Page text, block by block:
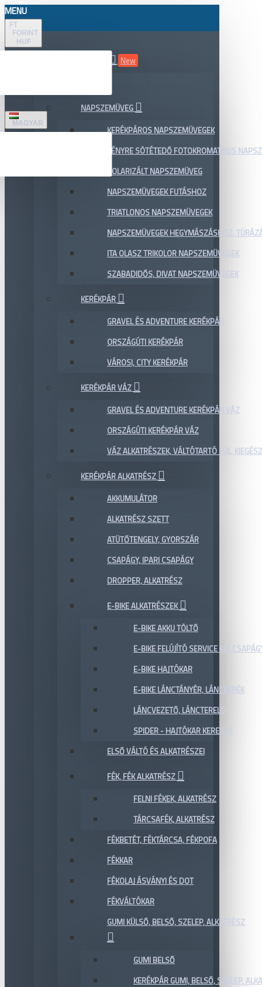
MENU
FT
FORINT
HUF
MAGYAR
New
NAPSZEMÜVEG
KERÉKPÁROS NAPSZEMÜVEGEK
FÉNYRE SÖTÉTEDŐ FOTOKROMATIKUS
POLARIZÁLT NAPSZEMÜVEG
NAPSZEMÜVEGEK FUTÁSHOZ
TRIATLONOS NAPSZEMÜVEGEK
NAPSZEMÜVEGEK HEGYMÁSZÁSHOZ,
ITA OLASZ TRIKOLOR NAPSZEMÜVEGEK
SZABADIDŐS, DIVAT NAPSZEMÜVEGEK
KERÉKPÁR
GRAVEL ÉS ADVENTURE KERÉKPÁR
ORSZÁGÚTI KERÉKPÁR
VÁROSI, CITY KERÉKPÁR
KERÉKPÁR VÁZ
GRAVEL ÉS ADVENTURE KERÉKPÁR VÁZ
ORSZÁGÚTI KERÉKPÁR VÁZ
VÁZ ALKATRÉSZEK, VÁLTÓTARTÓ FÜL,
KERÉKPÁR ALKATRÉSZ
AKKUMULÁTOR
ALKATRÉSZ SZETT
ATÜTŐTENGELY, GYORSZÁR
CSAPÁGY, IPARI CSAPÁGY
DROPPER, ALKATRÉSZ
E-BIKE ALKATRÉSZEK
E-BIKE AKKU TÖLTŐ
E-BIKE FELÚJÍTÓ SERVICE KIT,
E-BIKE HAJTÓKAR
E-BIKE LÁNCTÁNYÉR, LÁNCKERÉK
LÁNCVEZETŐ, LÁNCTERELŐ
SPIDER - HAJTÓKAR KERESZT
ELSŐ VÁLTÓ ÉS ALKATRÉSZEI
FÉK, FÉK ALKATRÉSZ
FELNI FÉKEK, ALKATRÉSZ
TÁRCSAFÉK, ALKATRÉSZ
FÉKBETÉT, FÉKTÁRCSA, FÉKPOFA
FÉKKAR
FÉKOLAJ ÁSVÁNYI ÉS DOT
FÉKVÁLTÓKAR
GUMI KÜLSŐ, BELSŐ, SZELEP, ALKATRÉSZ
GUMI BELSŐ
KERÉKPÁR GUMI, BELSŐ, SZELEP,